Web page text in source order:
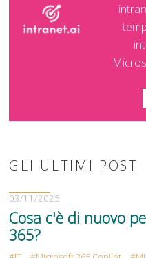
GLI ULTIMI POST
03/11/2025
Cosa c'è di nuovo
365?